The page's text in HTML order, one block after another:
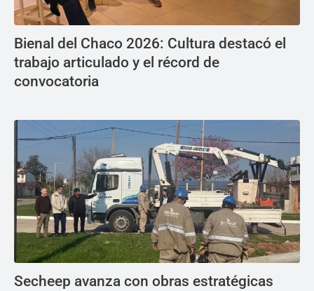
Bienal del Chaco 2026: Cultura destacó el
trabajo articulado y el récord de
convocatoria
Secheep avanza con obras estratégicas